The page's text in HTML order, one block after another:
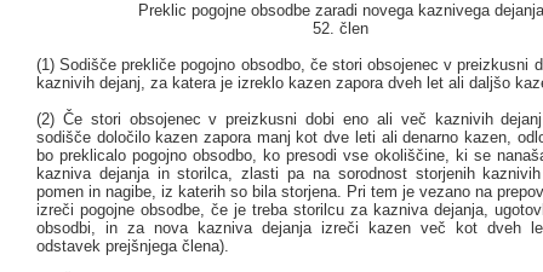
Preklic pogojne obsodbe zaradi novega kaznivega dejanja
52. člen
(1) Sodišče prekliče pogojno obsodbo, če stori obsojenec v preizkusni
kaznivih dejanj, za katera je izreklo kazen zapora dveh let ali daljšo
(2) Če stori obsojenec v preizkusni dobi eno ali več kaznivih
sodišče določilo kazen zapora manj kot dve leti ali denarno kazen,
bo preklicalo pogojno obsodbo, ko presodi vse okoliščine, ki se
kazniva dejanja in storilca, zlasti pa na sorodnost storjenih
pomen in nagibe, iz katerih so bila storjena. Pri tem je vezano na
izreči pogojne obsodbe, če je treba storilcu za kazniva dejanja,
obsodbi, in za nova kazniva dejanja izreči kazen več kot dveh
odstavek prejšnjega člena).